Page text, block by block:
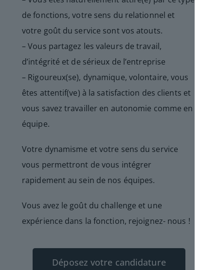
de fonctions, votre sens du relationnel et
votre goût du service sont vos atouts.
– Vous partagez les valeurs de travail,
d’intégrité et de sérieux de l’entreprise
– Rigoureux(se), dynamique, volontaire, vous
êtes attentif(ve) à la satisfaction des clients et
vous savez travailler en autonomie comme en
équipe.
Votre dynamisme et votre sens du service
vous permettront de vous intégrer
rapidement au sein de nos équipes.
Vous avez le goût du challenge et une
expérience dans la fonction, rejoignez- nous !
Déposez votre candidature